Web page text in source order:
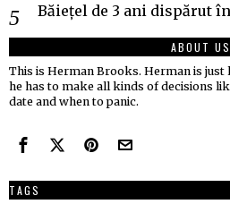
Băiețel de 3 ani dispărut
ABOUT US
This is Herman Brooks. Herman is just
he has to make all kinds of decisions
date and when to panic.
TAGS